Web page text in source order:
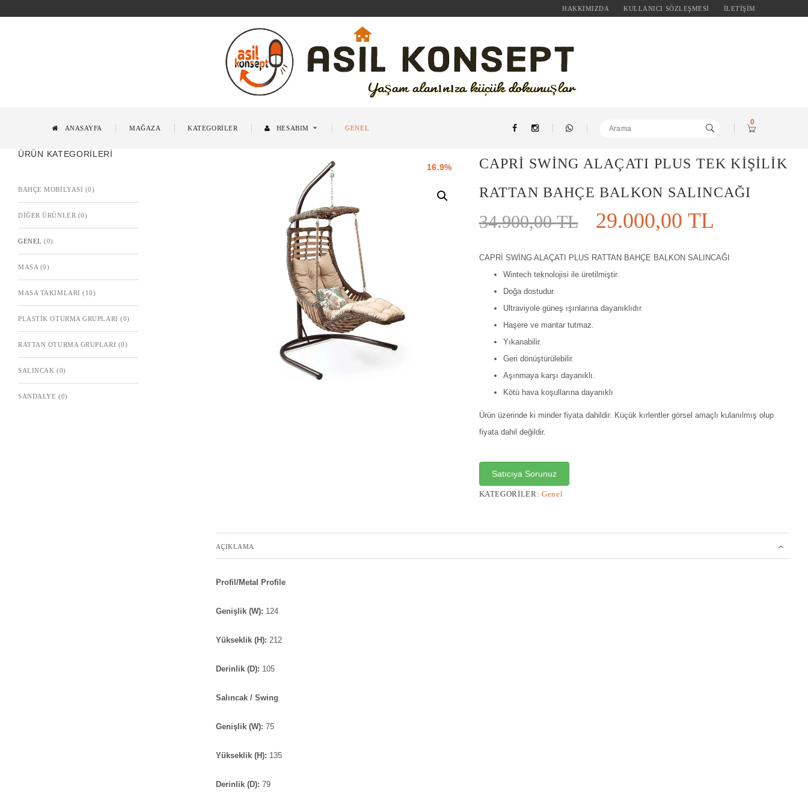
HAKKIMIZDA KULLANICI SÖZLEŞMESİ İLETİŞİM
ANASAYFA MAĞAZA KATEGORİLER HESABIM GENEL
0
ÜRÜN KATEGORILERI
BAHÇE MOBİLYASI (0)
DIĞER ÜRÜNLER (0)
GENEL (0)
MASA (0)
MASA TAKIMLARI (10)
PLASTIK OTURMA GRUPLARI (0)
RATTAN OTURMA GRUPLARI (0)
SALINCAK (0)
SANDALYE (0)
16.9%
CAPRİ SWİNG ALAÇATI PLUS TEK KİŞİLİK
RATTAN BAHÇE BALKON SALINCAĞI
34.900,00TL 29.000,00 TL
CAPRİ SWİNG ALAÇATI PLUS RATTAN BAHÇE BALKON SALINCAĞI
Wintech teknolojisi ile üretilmiştir.
Doğa dostudur.
Ultraviyole güneş ışınlarına dayanıklıdır.
Haşere ve mantar tutmaz.
Yıkanabilir.
Geri dönüştürülebilir.
Aşınmaya karşı dayanıklı.
Kötü hava koşullarına dayanıklı
Ürün üzerinde ki minder fiyata dahildir. Küçük kırlentler görsel amaçlı kulanılmış olup
fiyata dahil değildir.
Satıcıya Sorunuz
KATEGORILER: Genel
AÇIKLAMA
Profil/Metal Profile
Genişlik (W): 124
Yükseklik (H): 212
Derinlik (D): 105
Salıncak / Swing
Genişlik (W): 75
Yükseklik (H): 135
Derinlik (D): 79